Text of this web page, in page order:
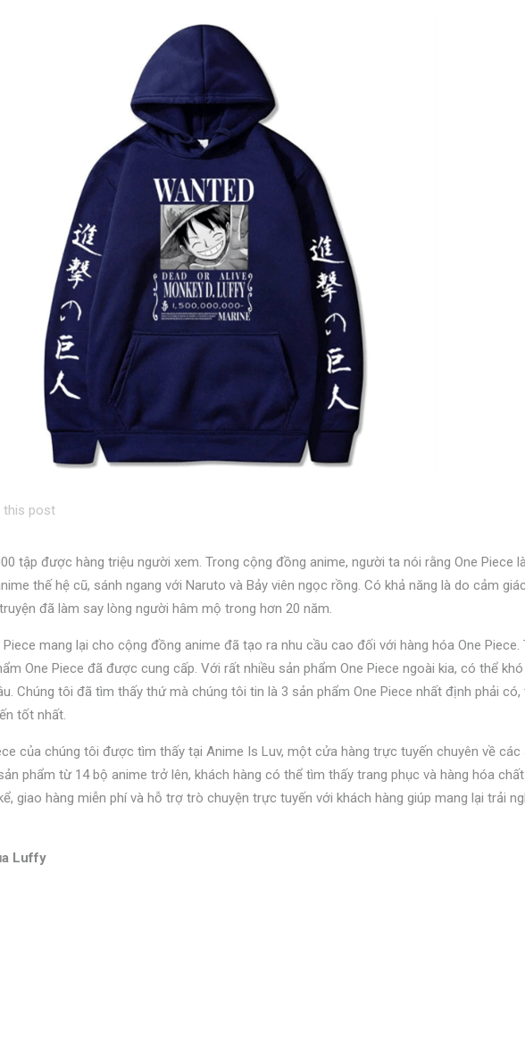
this post
tập được hàng triệu người xem. Trong cộng đồng anime, người ta nói rằng One Piece
thế hệ cũ, sánh ngang với Naruto và Bảy viên ngọc rồng. Có khả năng là do cảm
đã làm say lòng người hâm mộ trong hơn 20 năm.
mang lại cho cộng đồng anime đã tạo ra nhu cầu cao đối với hàng hóa One Piece.
One Piece đã được cung cấp. Với rất nhiều sản phẩm One Piece ngoài kia, có thể
Chúng tôi đã tìm thấy thứ mà chúng tôi tin là 3 sản phẩm One Piece nhất định phải
tốt nhất.
của chúng tôi được tìm thấy tại Anime Is Luv, một cửa hàng trực tuyến chuyên về các
phẩm từ 14 bộ anime trở lên, khách hàng có thể tìm thấy trang phục và hàng hóa
giao hàng miễn phí và hỗ trợ trò chuyện trực tuyến với khách hàng giúp mang lại trải
Luffy